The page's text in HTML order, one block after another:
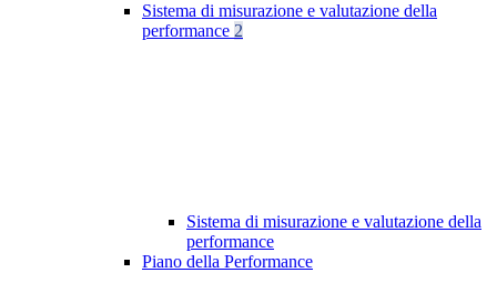
Sistema di misurazione e valutazione della
performance 2
Sistema di misurazione e valutazione della
performance
Piano della Performance